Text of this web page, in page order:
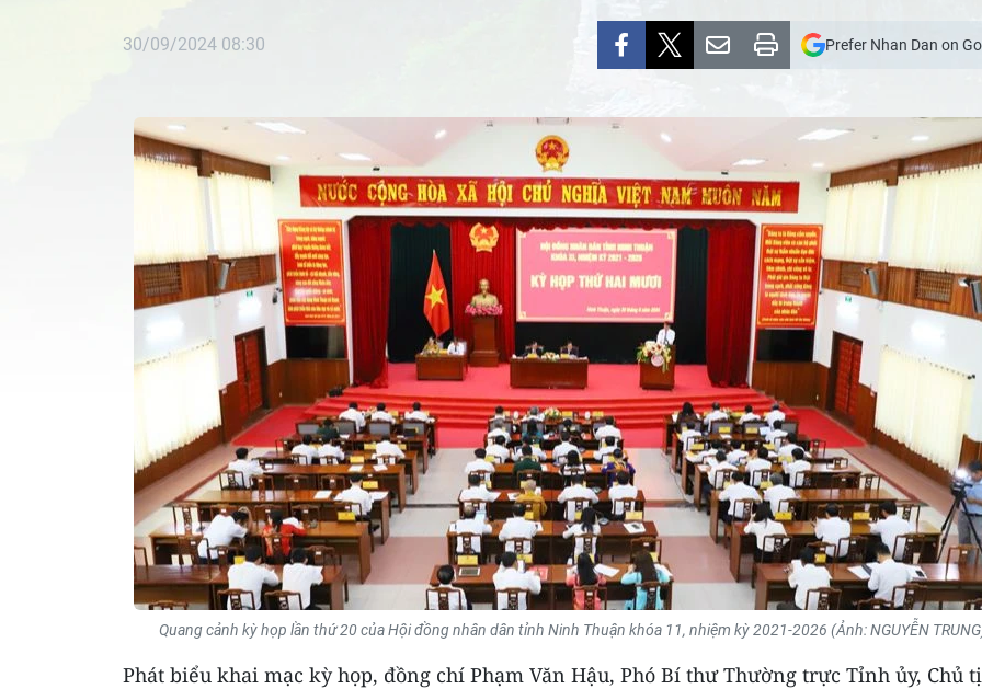
30/09/2024 08:30 Prefer Nhan Dan on
Quang cảnh kỳ họp lần thứ 20 của Hội đồng nhân dân tỉnh Ninh Thuận khóa 11, nhiệm kỳ 2021-2026 (Ảnh: NGUYỄN
Phát biểu khai mạc kỳ họp, đồng chí Phạm Văn Hậu, Phó Bí thư Thường trực Tỉnh ủy, Chủ